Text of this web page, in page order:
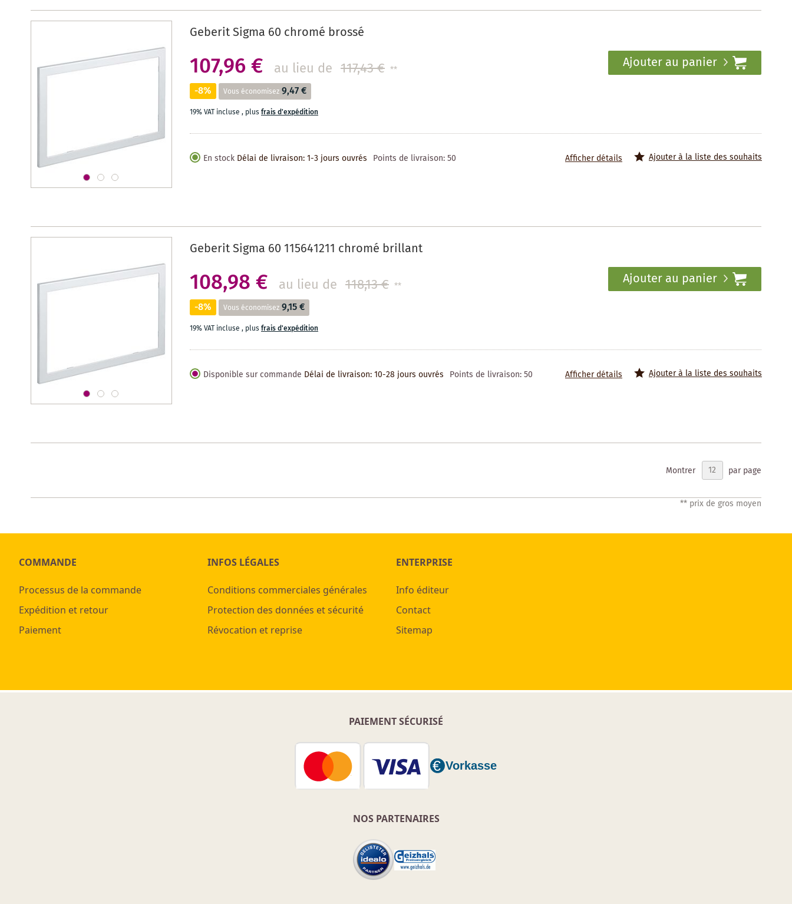
Geberit Sigma 60 chromé brossé
107,96 € au lieu de 117,43 € **
-8% Vous économisez 9,47 €
19% VAT incluse , plusfrais d'expédition
Ajouter au panier
En stock Délai de livraison: 1-3 jours ouvrés Points de livraison:50 Ajouter à la liste des souhaits
Afficher détails
Geberit Sigma 60 115641211 chromé brillant
108,98 € au lieu de 118,13 € **
-8% Vous économisez 9,15 €
19% VAT incluse , plusfrais d'expédition
Ajouter au panier
Disponible sur commande Délai de livraison: 10-28 jours ouvrés Points de livraison:50 Ajouter à la liste des souhaits
Afficher détails
Montrer par page
** prix de gros moyen
COMMANDE
Processus de la commande
Expédition et retour
Paiement
INFOS LÉGALES
Conditions commerciales générales
Protection des données et sécurité
Révocation et reprise
ENTERPRISE
Info éditeur
Contact
Sitemap
PAIEMENT SÉCURISÉ
NOS PARTENAIRES